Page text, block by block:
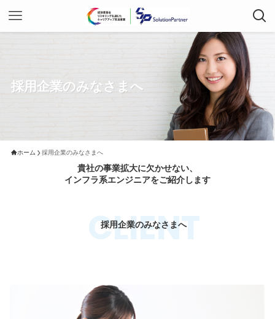
採用企業のみなさまへ
ホーム 採用企業のみなさまへ
貴社の事業拡大に欠かせない、
インフラ系エンジニアをご紹介します
CLIENT
採用企業のみなさまへ